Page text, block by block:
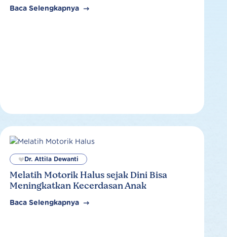
Baca Selengkapnya
Dr. Attila Dewanti
Melatih Motorik Halus sejak Dini Bisa
Meningkatkan Kecerdasan Anak
Baca Selengkapnya